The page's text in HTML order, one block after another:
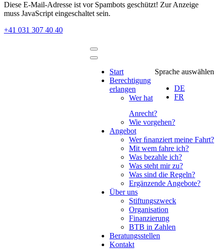
Diese E-Mail-Adresse ist vor Spambots geschützt! Zur Anzeige
muss JavaScript eingeschaltet sein.
+41 031 307 40 40
Sprache auswählen
DE
FR
Start
Berechtigung
erlangen
Wer hat
Anrecht?
Wie vorgehen?
Angebot
Wer ﬁnanziert meine Fahrt?
Mit wem fahre ich?
Was bezahle ich?
Was steht mir zu?
Was sind die Regeln?
Ergänzende Angebote?
Über uns
Stiftungszweck
Organisation
Finanzierung
BTB in Zahlen
Beratungsstellen
Kontakt